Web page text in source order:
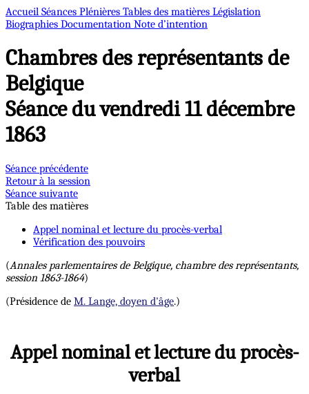
Accueil Séances Plénières Tables des matières Législation
Biographies Documentation Note d’intention
Chambres des représentants de
Belgique
Séance du vendredi 11 décembre
1863
Séance précédente
Retour à la session
Séance suivante
Table des matières
Appel nominal et lecture du procès-verbal
Vérification des pouvoirs
(Annales parlementaires de Belgique, chambre des représentants,
session 1863-1864)
(Présidence de M. Lange, doyen d'âge.)
Appel nominal et lecture du procès-
verbal